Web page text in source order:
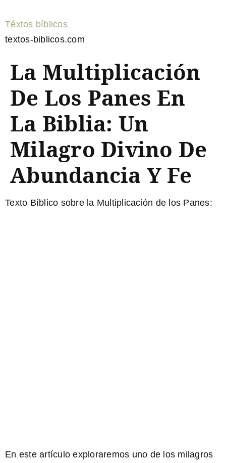
Téxtos bíblicos
textos-biblicos.com
La Multiplicación
De Los Panes En
La Biblia: Un
Milagro Divino De
Abundancia Y Fe
Texto Bíblico sobre la Multiplicación de los Panes:
En este artículo exploraremos uno de los milagros